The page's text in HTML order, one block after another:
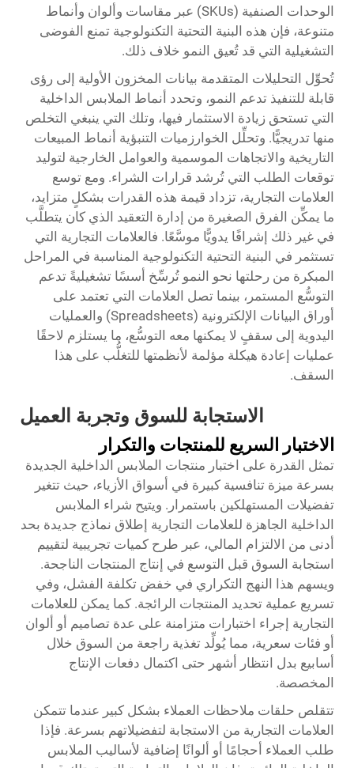
الوحدات الصنفية (SKUs) عبر مقاسات وألوان وأنماط
متنوعة، فإن هذه البنية التحتية التكنولوجية تمنع الفوضى
التشغيلية التي قد تُعيق النمو خلاف ذلك.
تُحوِّل التحليلات المتقدمة بيانات المخزون الأولية إلى رؤى
قابلة للتنفيذ تدعم النمو، وتحدد أنماط الملابس الداخلية
التي تستحق زيادة الاستثمار فيها، وتلك التي ينبغي التخلص
منها تدريجيًّا. وتحلِّل الخوارزميات التنبؤية أنماط المبيعات
التاريخية والاتجاهات الموسمية والعوامل الخارجية لتوليد
توقعات الطلب التي تُرشد قرارات الشراء. ومع توسع
العلامات التجارية، تزداد قيمة هذه القدرات بشكلٍ متزايد،
ما يمكِّن الفرق الصغيرة من إدارة التعقيد الذي كان يتطلَّب
في غير ذلك إشرافًا يدويًّا موسَّعًا. فالعلامات التجارية التي
تستثمر في البنية التحتية التكنولوجية المناسبة في المراحل
المبكرة من رحلتها نحو النمو تُرسِّخ أسسًا تشغيليةً تدعم
التوسُّع المستمر، بينما تصل العلامات التي تعتمد على
أوراق البيانات الإلكترونية (Spreadsheets) والعمليات
اليدوية إلى سقفٍ لا يمكنها معه التوسُّع، ما يستلزم لاحقًا
عمليات إعادة هيكلة مؤلمة لأنظمتها للتغلُّب على هذا
السقف.
الاستجابة للسوق وتجربة العميل
الاختبار السريع للمنتجات والتكرار
تمثل القدرة على اختبار منتجات الملابس الداخلية الجديدة
بسرعة ميزة تنافسية كبيرة في أسواق الأزياء، حيث تتغير
تفضيلات المستهلكين باستمرار. ويتيح شراء الملابس
الداخلية الجاهزة للعلامات التجارية إطلاق نماذج جديدة بحد
أدنى من الالتزام المالي، عبر طرح كميات تجريبية لتقييم
استجابة السوق قبل التوسع في إنتاج المنتجات الناجحة.
ويسهم هذا النهج التكراري في خفض تكلفة الفشل، وفي
تسريع عملية تحديد المنتجات الرائجة. كما يمكن للعلامات
التجارية إجراء اختبارات متزامنة على عدة تصاميم أو ألوان
أو فئات سعرية، مما يُولِّد تغذية راجعة من السوق خلال
أسابيع بدل انتظار أشهر حتى اكتمال دفعات الإنتاج
المخصصة.
تتقلص حلقات ملاحظات العملاء بشكل كبير عندما تتمكن
العلامات التجارية من الاستجابة لتفضيلاتهم بسرعة. فإذا
طلب العملاء أحجامًا أو ألوانًا إضافية لأساليب الملابس